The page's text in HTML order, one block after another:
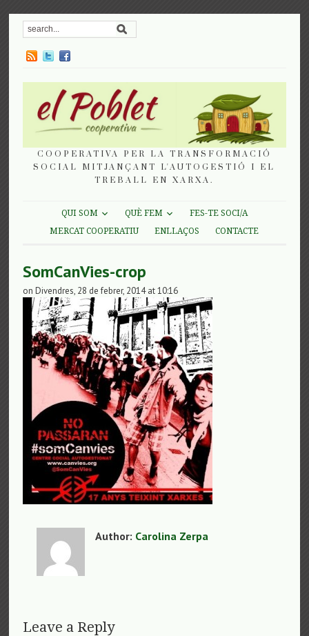
COOPERATIVA PER LA TRANSFORMACIÓ
SOCIAL MITJANÇANT L'AUTOGESTIÓ I EL
TREBALL EN XARXA.
QUI SOM QUÈ FEM
FES-TE SOCI/A
MERCAT COOPERATIU
ENLLAÇOS CONTACTE
SomCanVies-crop
on Divendres, 28 de febrer, 2014 at 10:16
Author: Carolina Zerpa
Leave a Reply